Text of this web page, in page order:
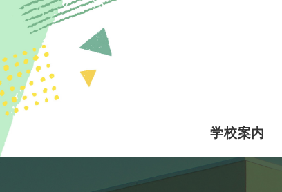
このページの本文へ
学校案内